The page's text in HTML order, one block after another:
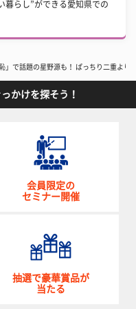
暮らし”ができる愛知県での
恥」で話題の星野源も！ ぱっちり二重よ
かけを探そう！
会員限定の
セミナー開催
抽選で豪華賞品が
当たる